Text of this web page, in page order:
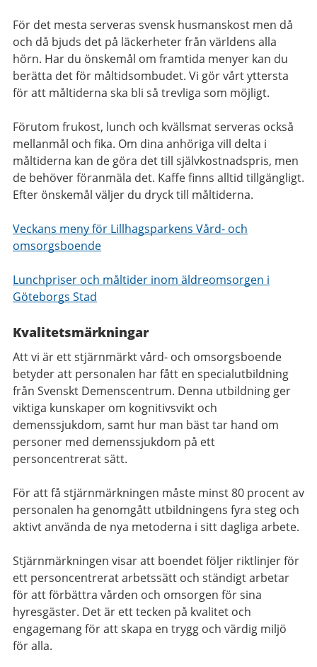
För det mesta serveras svensk husmanskost men då
och då bjuds det på läckerheter från världens alla
hörn. Har du önskemål om framtida menyer kan du
berätta det för måltidsombudet. Vi gör vårt yttersta
för att måltiderna ska bli så trevliga som möjligt.
Förutom frukost, lunch och kvällsmat serveras också
mellanmål och fika. Om dina anhöriga vill delta i
måltiderna kan de göra det till självkostnadspris, men
de behöver föranmäla det. Kaffe finns alltid tillgängligt.
Efter önskemål väljer du dryck till måltiderna.
Veckans meny för Lillhagsparkens Vård- och
omsorgsboende
Lunchpriser och måltider inom äldreomsorgen i
Göteborgs Stad
Kvalitetsmärkningar
Att vi är ett stjärnmärkt vård- och omsorgsboende
betyder att personalen har fått en specialutbildning
från Svenskt Demenscentrum. Denna utbildning ger
viktiga kunskaper om kognitivsvikt och
demenssjukdom, samt hur man bäst tar hand om
personer med demenssjukdom på ett
personcentrerat sätt.
För att få stjärnmärkningen måste minst 80 procent av
personalen ha genomgått utbildningens fyra steg och
aktivt använda de nya metoderna i sitt dagliga arbete.
Stjärnmärkningen visar att boendet följer riktlinjer för
ett personcentrerat arbetssätt och ständigt arbetar
för att förbättra vården och omsorgen för sina
hyresgäster. Det är ett tecken på kvalitet och
engagemang för att skapa en trygg och värdig miljö
för alla.